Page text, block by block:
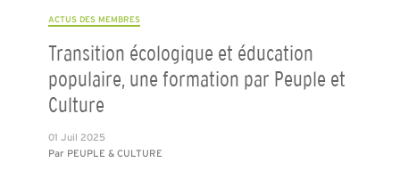
ACTUS DES MEMBRES
Transition écologique et éducation
populaire, une formation par Peuple et
Culture
01 Juil 2025
Par PEUPLE & CULTURE